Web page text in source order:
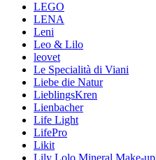
LEGO
LENA
Leni
Leo & Lilo
leovet
Le Specialità di Viani
Liebe die Natur
LieblingsKren
Lienbacher
Life Light
LifePro
Likit
Lily Lolo Mineral Make-up